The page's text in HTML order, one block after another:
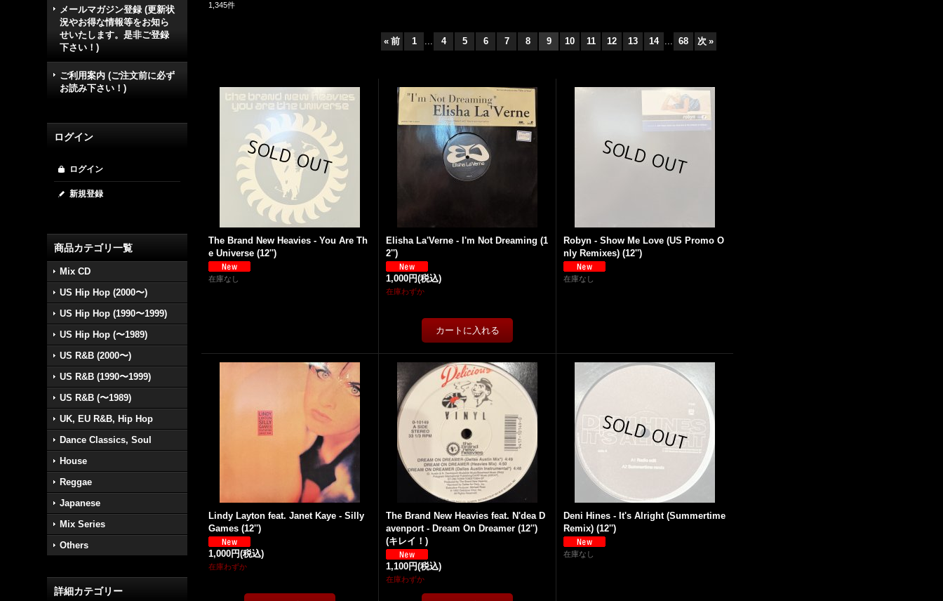
メールマガジン登録 (更新状
況やお得な情報等をお知ら
せいたします。是非ご登録
下さい！)
ご利用案内 (ご注文前に必ず
お読み下さい！)
ログイン
ログイン
新規登録
商品カテゴリ一覧
Mix CD
US Hip Hop (2000〜)
US Hip Hop (1990〜1999)
US Hip Hop (〜1989)
US R&B (2000〜)
US R&B (1990〜1999)
US R&B (〜1989)
UK, EU R&B, Hip Hop
Dance Classics, Soul
House
Reggae
Japanese
Mix Series
Others
詳細カテゴリー
1,345件
« 前 1 ... 4 5 6 7 8 9 10 11 12 13 14 ... 68 次 »
The Brand New Heavies - You Are Th
e Universe (12'')
在庫なし
Elisha La'Verne - I'm Not Dreaming (1
2'')
1,000円(税込)
在庫わずか
Robyn - Show Me Love (US Promo O
nly Remixes) (12'')
在庫なし
Lindy Layton feat. Janet Kaye - Silly
Games (12'')
1,000円(税込)
在庫わずか
The Brand New Heavies feat. N'dea D
avenport - Dream On Dreamer (12'')
(キレイ！)
1,100円(税込)
在庫わずか
Deni Hines - It's Alright (Summertime
Remix) (12'')
在庫なし